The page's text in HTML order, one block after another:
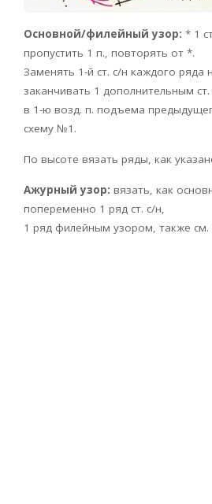
Основной/филейный узор: * 1
пропустить 1 п., повторять от *.
Заменять 1-й ст. с/н каждого ряда
заканчивать 1 дополнительным ст.
в 1-ю возд. п. подъема
схему №1.
По высоте вязать ряды, как
Ажурный узор: вязать, как
попеременно 1 ряд ст. с/н,
1 ряд филейным узором, также